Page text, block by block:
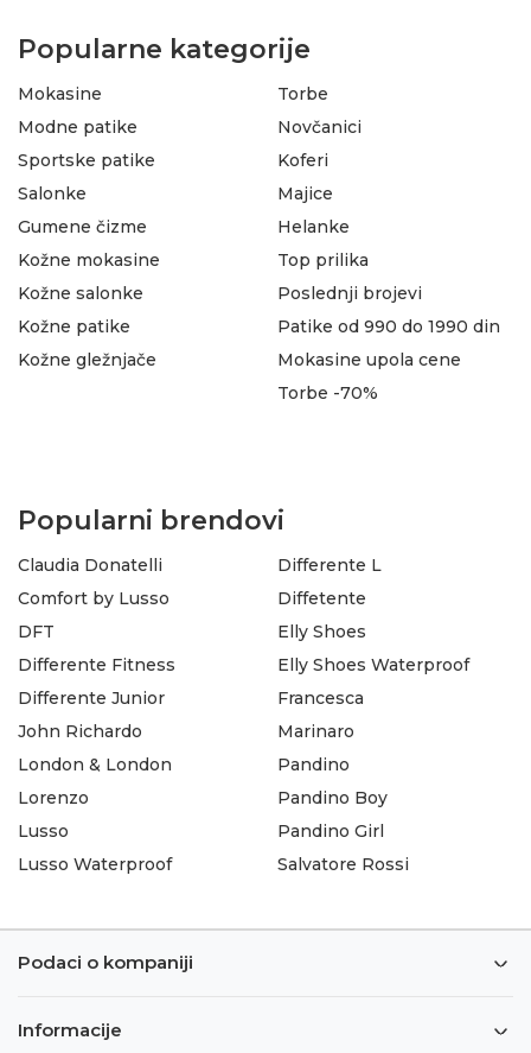
Popularne kategorije
Mokasine
Modne patike
Sportske patike
Salonke
Gumene čizme
Torbe
Novčanici
Koferi
Majice
Helanke
Kožne mokasine
Kožne salonke
Kožne patike
Kožne gležnjače
Top prilika
Poslednji brojevi
Patike od 990 do 1990 din
Mokasine upola cene
Torbe -70%
Popularni brendovi
Claudia Donatelli
Comfort by Lusso
DFT
Differente Fitness
Differente Junior
Differente L
Diffetente
Elly Shoes
Elly Shoes Waterproof
Francesca
John Richardo
London & London
Lorenzo
Lusso
Lusso Waterproof
Marinaro
Pandino
Pandino Boy
Pandino Girl
Salvatore Rossi
Podaci o kompaniji
Informacije